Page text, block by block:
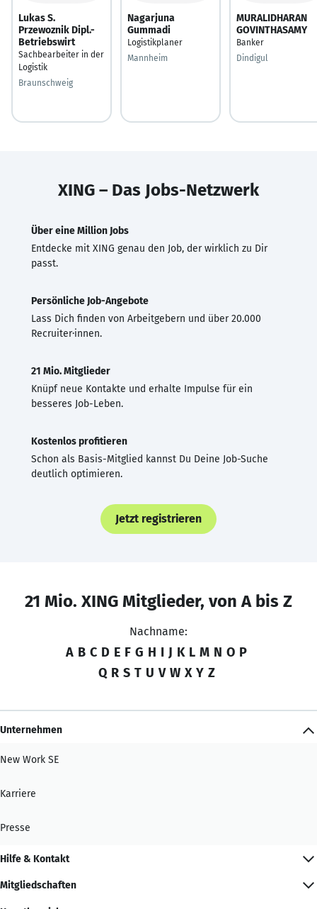
Lukas S.
Przewoznik Dipl.-
Betriebswirt
Sachbearbeiter in der
Logistik
Braunschweig
Nagarjuna
Gummadi
Logistikplaner
Mannheim
MURALIDHARAN
GOVINTHASAMY
Banker
Dindigul
XING – Das Jobs-Netzwerk
Über eine Million Jobs
Entdecke mit XING genau den Job, der wirklich zu Dir
passt.
Persönliche Job-Angebote
Lass Dich finden von Arbeitgebern und über 20.000
Recruiter·innen.
21 Mio. Mitglieder
Knüpf neue Kontakte und erhalte Impulse für ein
besseres Job-Leben.
Kostenlos profitieren
Schon als Basis-Mitglied kannst Du Deine Job-Suche
deutlich optimieren.
Jetzt registrieren
21 Mio. XING Mitglieder, von A bis Z
Nachname:
A B C D E F G H I J K L M N O P
Q R S T U V W X Y Z
Unternehmen
New Work SE
Karriere
Presse
Hilfe & Kontakt
Mitgliedschaften